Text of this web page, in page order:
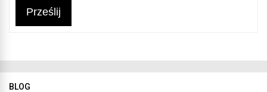
Prześlij
BLOG